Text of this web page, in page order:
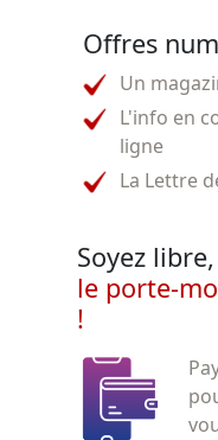
Offres
Un
L'info en
ligne
La Lettre
Soyez
le porte-
!